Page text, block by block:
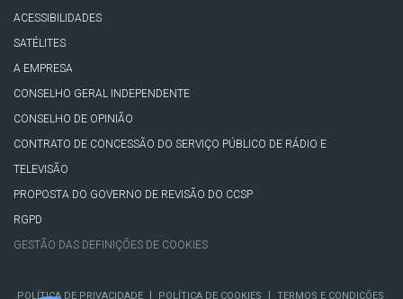
ACESSIBILIDADES
SATÉLITES
A EMPRESA
CONSELHO GERAL INDEPENDENTE
CONSELHO DE OPINIÃO
CONTRATO DE CONCESSÃO DO SERVIÇO PÚBLICO DE RÁDIO E
TELEVISÃO
PROPOSTA DO GOVERNO DE REVISÃO DO CCSP
RGPD
GESTÃO DAS DEFINIÇÕES DE COOKIES
POLÍTICA DE PRIVACIDADE POLÍTICA DE COOKIES TERMOS E CONDIÇÕES